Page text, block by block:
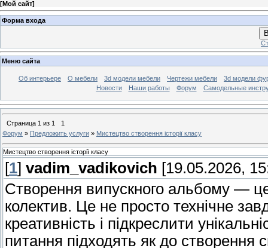
[Мой сайт]
Форма входа
Меню сайта
Об интерьере О мебели 3d модели мебели Чертежи мебели
3d модели
Новости
Наши работы Форум Самодельные
Страница 1 из 1
1
Форум » Предложить услуги » Мистецтво створення історії класу
Мистецтво створення історії класу
[1] vadim_vadikovich [19.05.2026,
Створення випускного альбому —
колектив. Це не просто технічне
креативність і підкреслити
питання підходять як до створення